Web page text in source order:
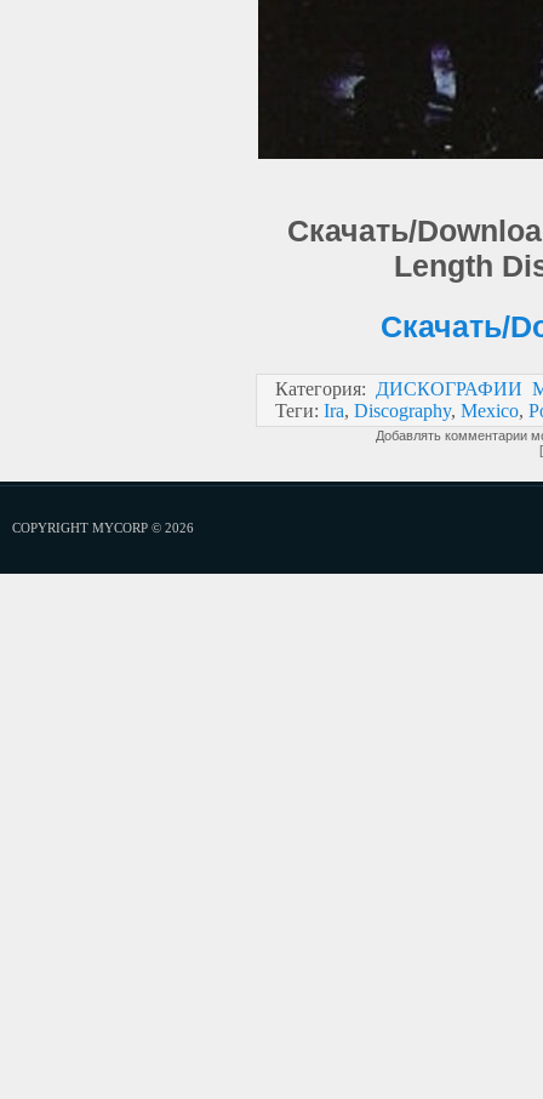
Скачать/
Length
Скачать/
Категория: ДИСКОГРАФИИ
Теги: Ira, Discography, Mexico,
Добавлять комментарии
COPYRIGHT MYCORP © 2026